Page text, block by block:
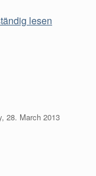
lesen
28. March 2013